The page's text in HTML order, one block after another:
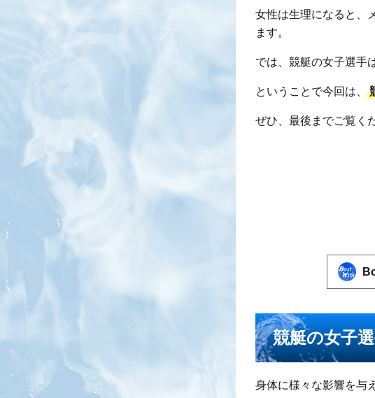
女性は生理になると、
ます。
では、競艇の女子選手
ということで今回は、
ぜひ、最後までご覧く
競艇
他サ
Boat
競艇の女子
身体に様々な影響を与